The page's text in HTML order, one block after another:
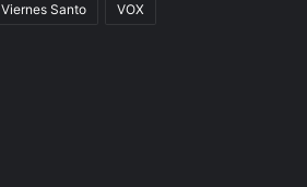
Viernes Santo VOX